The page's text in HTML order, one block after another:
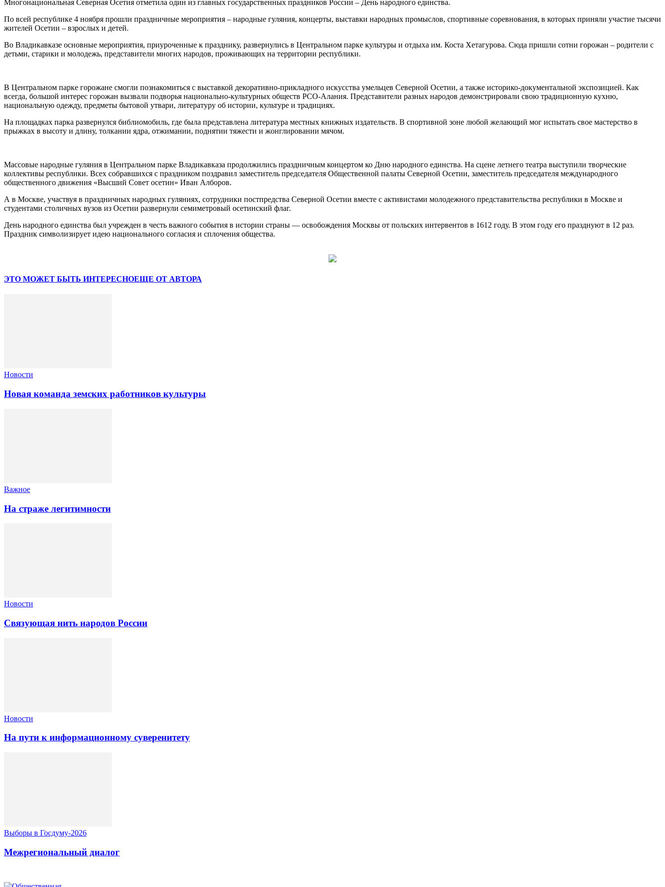
Многонациональная Северная Осетия отметила один из главных государственных праздников России – День народного единства.
По всей республике 4 ноября прошли праздничные мероприятия – народные гуляния, концерты, выставки народных промыслов, спортивные соревнования, в которых приняли участие тысячи
жителей Осетии – взрослых и детей.
Во Владикавказе основные мероприятия, приуроченные к празднику, развернулись в Центральном парке культуры и отдыха им. Коста Хетагурова. Сюда пришли сотни горожан – родители с
детьми, старики и молодежь, представители многих народов, проживающих на территории республики.
В Центральном парке горожане смогли познакомиться с выставкой декоративно-прикладного искусства умельцев Северной Осетии, а также историко-документальной экспозицией. Как
всегда, большой интерес горожан вызвали подворья национально-культурных обществ РСО-Алания. Представители разных народов демонстрировали свою традиционную кухню,
национальную одежду, предметы бытовой утвари, литературу об истории, культуре и традициях.
На площадках парка развернулся библиомобиль, где была представлена литература местных книжных издательств. В спортивной зоне любой желающий мог испытать свое мастерство в
прыжках в высоту и длину, толкании ядра, отжимании, поднятии тяжести и жонглировании мячом.
Массовые народные гуляния в Центральном парке Владикавказа продолжились праздничным концертом ко Дню народного единства. На сцене летнего театра выступили творческие
коллективы республики. Всех собравшихся с праздником поздравил заместитель председателя Общественной палаты Северной Осетии, заместитель председателя международного
общественного движения «Высший Совет осетин» Иван Алборов.
А в Москве, участвуя в праздничных народных гуляниях, сотрудники постпредства Северной Осетии вместе с активистами молодежного представительства республики в Москве и
студентами столичных вузов из Осетии развернули семиметровый осетинский флаг.
День народного единства был учрежден в честь важного события в истории страны — освобождения Москвы от польских интервентов в 1612 году. В этом году его празднуют в 12 раз.
Праздник символизирует идею национального согласия и сплочения общества.
ЭТО МОЖЕТ БЫТЬ ИНТЕРЕСНОЕЩЕ ОТ АВТОРА
Новости
Новая команда земских работников культуры
Важное
На страже легитимности
Новости
Связующая нить народов России
Новости
На пути к информационному суверенитету
Выборы в Госдуму-2026
Межрегиональный диалог